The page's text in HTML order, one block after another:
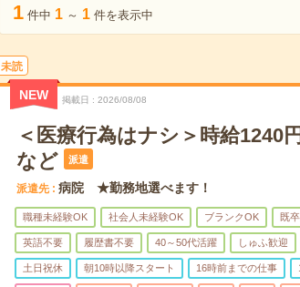
1 件中 1 ～ 1 件を表示中
未読
NEW 掲載日 2026/08/08
＜医療行為はナシ＞時給1240
など
派遣
派遣先 病院 ★勤務地選べます！
職種未経験OK 社会人未経験OK ブランクOK 既
英語不要 履歴書不要 40～50代活躍 しゅふ歓迎
土日祝休 朝10時以降スタート 16時前までの仕事